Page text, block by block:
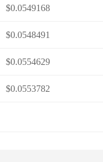
$0.0549168
$0.0548491
$0.0554629
$0.0553782